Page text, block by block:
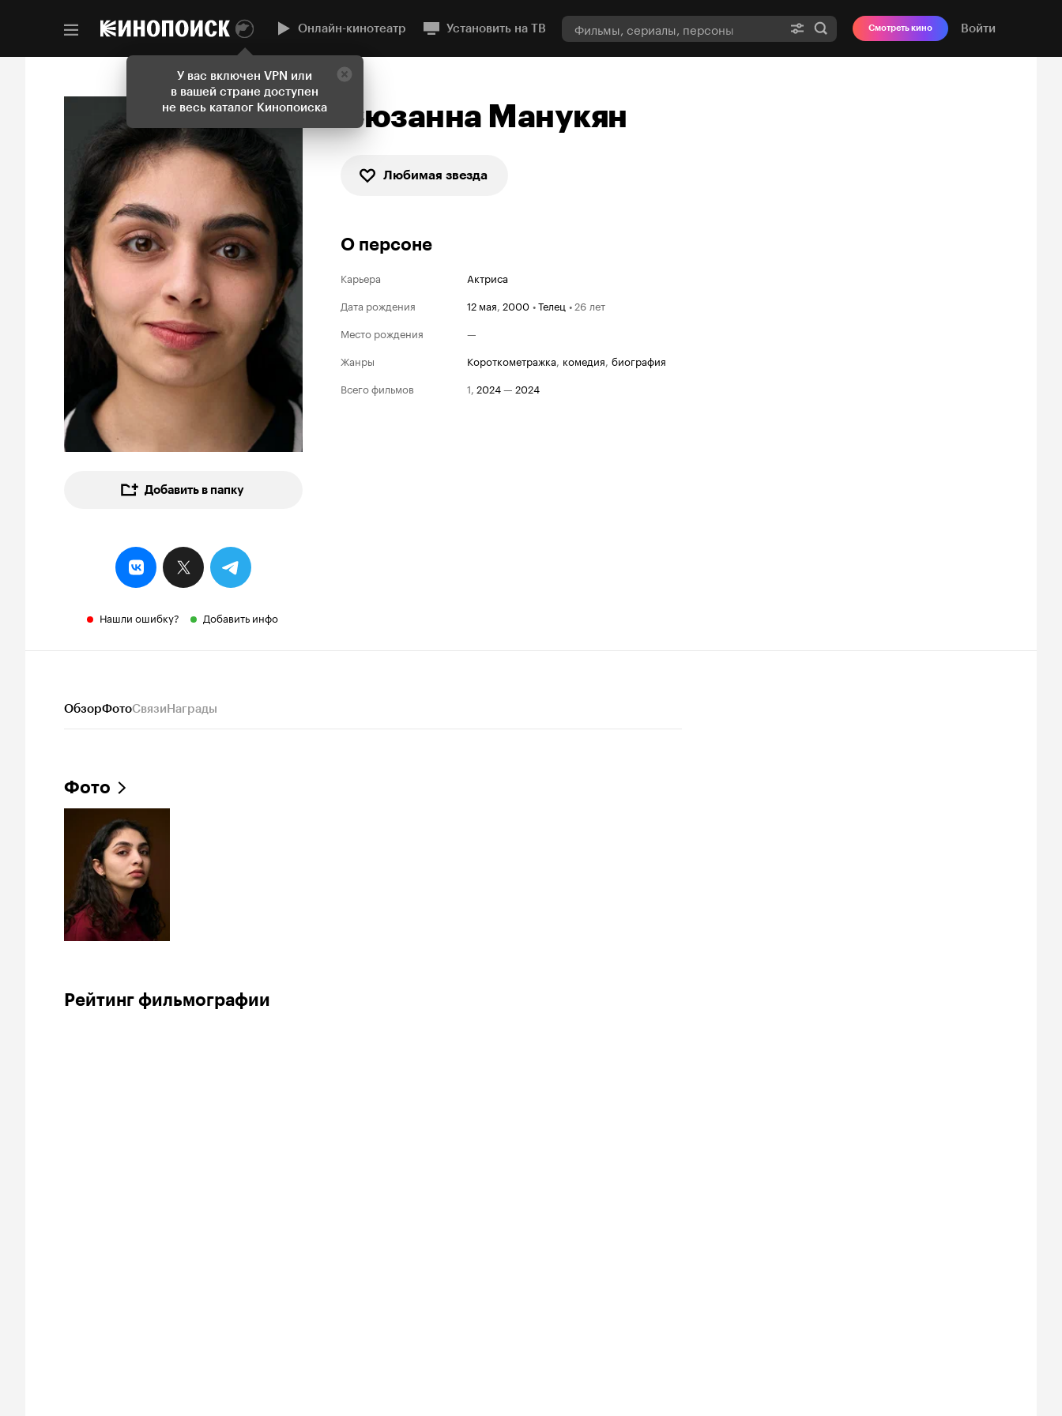
У вас включен VPN или
в вашей стране доступен
не весь каталог Кинопоиска
Онлайн-кинотеатр Установить на ТВ Смотреть кино Войти
Добавить в папку
Нашли ошибку? Добавить инфо
Сюзанна Манукян
Любимая звезда
О персоне
Карьера
Актриса
Дата рождения
12 мая, 2000 •Телец •26 лет
Место рождения
—
Жанры
короткометражка, комедия, биография
Всего фильмов
1, 2024— 2024
ОбзорФотоСвязиНаграды
Фото
Рейтинг фильмографии